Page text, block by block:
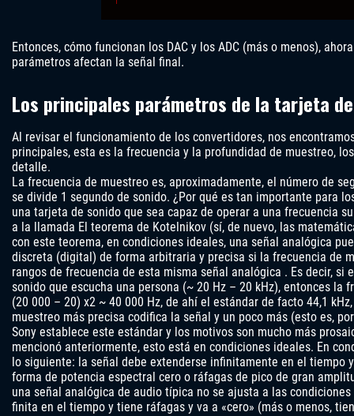
Entonces, cómo funcionan los DAC y los ADC (más o menos),
parámetros afectan la señal final.
Los principales parámetros de la tarjeta
Al revisar el funcionamiento de los convertidores, nos
principales, esta es la frecuencia y la profundidad de muestreo,
detalle.
La frecuencia de muestreo es, aproximadamente, el número de
se divide 1 segundo de sonido. ¿Por qué es tan importante para
una tarjeta de sonido que sea capaz de operar a una frecuencia
a la llamada El teorema de Kotelnikov (sí, de nuevo, las
con este teorema, en condiciones ideales, una señal analógica
discreta (digital) de forma arbitraria y precisa si la frecuencia de
rangos de frecuencia de esta misma señal analógica . Es decir, si
sonido que escucha una persona (~ 20 Hz – 20 kHz), entonces la
(20 000 – 20) x2 ~ 40 000 Hz, de ahí el estándar de facto 44,1
muestreo más precisa codifica la señal y un poco más (esto es,
Sony establece este estándar y los motivos son mucho más
mencionó anteriormente, esto está en condiciones ideales. En
lo siguiente: la señal debe extenderse infinitamente en el tiempo
forma de potencia espectral cero o ráfagas de pico de gran
una señal analógica de audio típica no se ajusta a las
finita en el tiempo y tiene ráfagas y va a «cero» (más o menos,